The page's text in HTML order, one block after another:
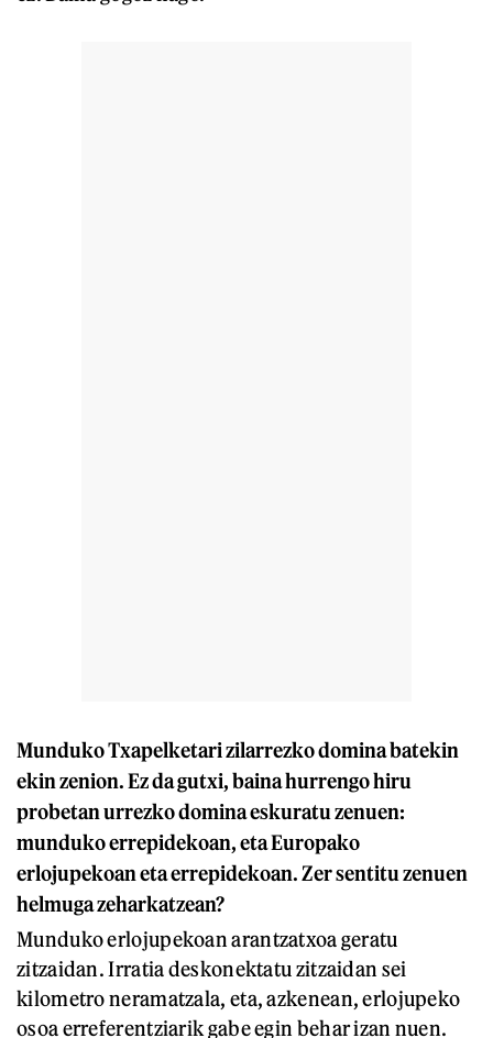
Munduko Txapelketari zilarrezko domina batekin
ekin zenion. Ez da gutxi, baina hurrengo hiru
probetan urrezko domina eskuratu zenuen:
munduko errepidekoan, eta Europako
erlojupekoan eta errepidekoan. Zer sentitu zenuen
helmuga zeharkatzean?
Munduko erlojupekoan arantzatxoa geratu
zitzaidan. Irratia deskonektatu zitzaidan sei
kilometro neramatzala, eta, azkenean, erlojupeko
osoa erreferentziarik gabe egin behar izan nuen.